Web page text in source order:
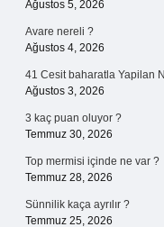
Ağustos 5, 2026
Avare nereli ?
Ağustos 4, 2026
41 Cesit baharatla Yapilan
Ağustos 3, 2026
3 kaç puan oluyor ?
Temmuz 30, 2026
Top mermisi içinde ne var ?
Temmuz 28, 2026
Sünnilik kaça ayrılır ?
Temmuz 25, 2026